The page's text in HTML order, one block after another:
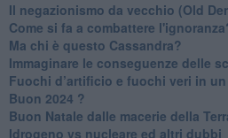
Il negazionismo da vecchio (Old
Come si fa a combattere
Ma chi è questo Cassandra?
Immaginare le conseguenze delle
​Fuochi d’artificio e fuochi veri in
Buon 2024 ?
​Buon Natale dalle macerie della
​Idrogeno vs nucleare ed altri dubbi